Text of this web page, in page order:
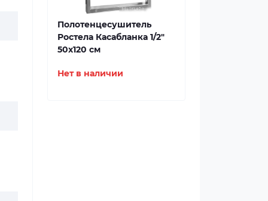
Полотенцесушитель
Ростела Касабланка 1/2"
50x120 см
Нет в наличии